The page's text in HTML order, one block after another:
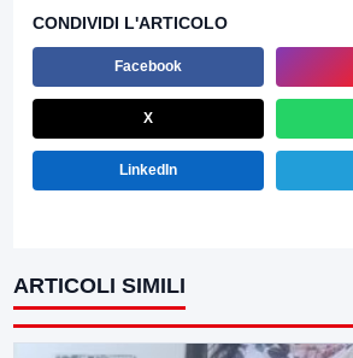
CONDIVIDI L'ARTICOLO
Facebook
X
LinkedIn
ARTICOLI SIMILI